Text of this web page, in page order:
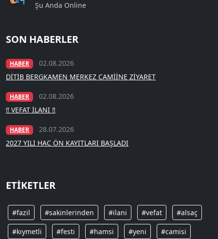
Şu Anda Online
SON HABERLER
HABER
02.08.2026
DİTİB BERGKAMEN MERKEZ CAMİİNE ZİYARET
HABER
02.08.2026
‼️ VEFAT İLANI ‼️
HABER
28.07.2026
2027 YILI HAC ÖN KAYITLARI BAŞLADI
ETIKETLER
#fazil #sakinlerinden #ilani #vefat #alsaç
#kıymetli #festi #hamsi #yeni #camisi